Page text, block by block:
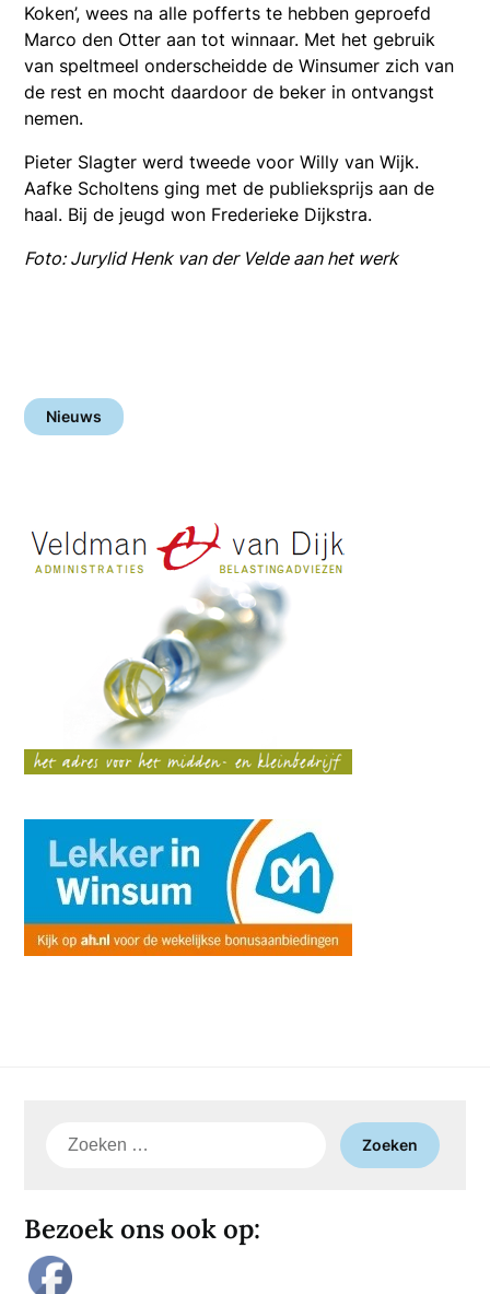
Koken’, wees na alle pofferts te hebben geproefd
Marco den Otter aan tot winnaar. Met het gebruik
van speltmeel onderscheidde de Winsumer zich van
de rest en mocht daardoor de beker in ontvangst
nemen.
Pieter Slagter werd tweede voor Willy van Wijk.
Aafke Scholtens ging met de publieksprijs aan de
haal. Bij de jeugd won Frederieke Dijkstra.
Foto: Jurylid Henk van der Velde aan het werk
Nieuws
Zoeken
Bezoek ons ook op: